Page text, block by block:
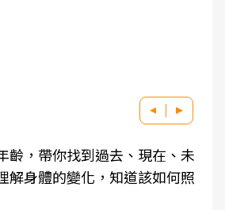
齡，帶你找到過去、現在、未
解身體的變化，知道該如何照